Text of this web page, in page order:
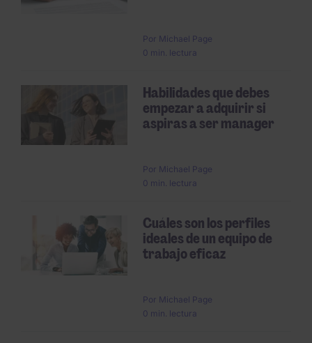
Por Michael Page
0 min. lectura
Habilidades que debes
empezar a adquirir si
aspiras a ser manager
Por Michael Page
0 min. lectura
Cuáles son los perfiles
ideales de un equipo de
trabajo eficaz
Por Michael Page
0 min. lectura